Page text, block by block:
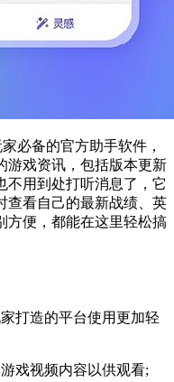
必备的官方助手软件，
游戏资讯，包括版本更新
不用到处打听消息了，它
查看自己的最新战绩、英
方便，都能在这里轻松搞
打造的平台使用更加轻
戏视频内容以供观看;